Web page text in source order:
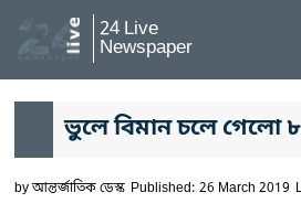
24 Live
Newspaper
ভুলে বিমান চলে গেলো
byআন্তর্জাতিক ডেস্ক Published: 26 March 2019